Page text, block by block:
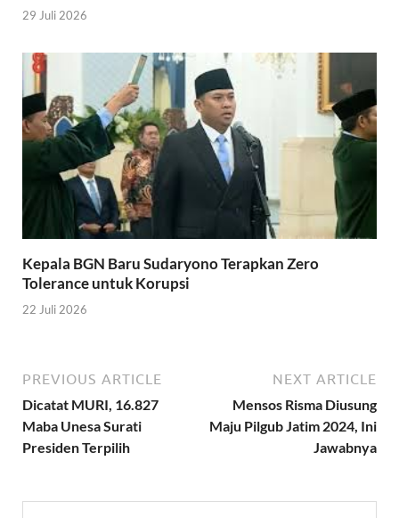
29 Juli 2026
Kepala BGN Baru Sudaryono Terapkan Zero
Tolerance untuk Korupsi
22 Juli 2026
PREVIOUS ARTICLE
Dicatat MURI, 16.827
Maba Unesa Surati
Presiden Terpilih
NEXT ARTICLE
Mensos Risma Diusung
Maju Pilgub Jatim 2024, Ini
Jawabnya